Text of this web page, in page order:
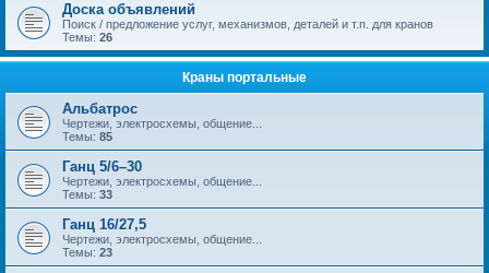
Доска объявлений
Поиск / предложение услуг, механизмов, деталей и т.п. для кранов
Темы: 26
Краны портальные
Альбатрос
Чертежи, электросхемы, общение...
Темы: 85
Ганц 5/6–30
Чертежи, электросхемы, общение...
Темы: 33
Ганц 16/27,5
Чертежи, электросхемы, общение...
Темы: 23